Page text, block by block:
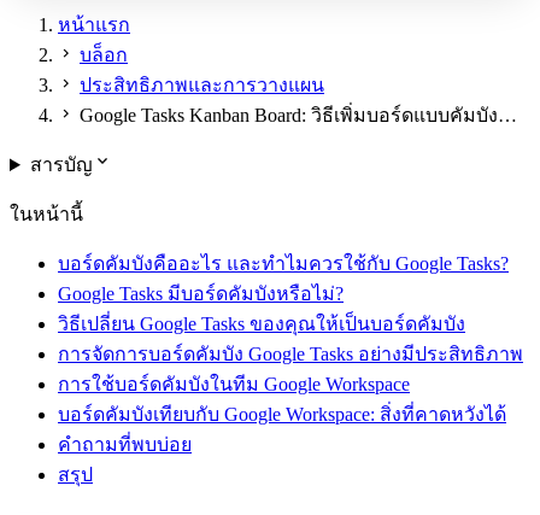
หน้าแรก
chevron_right บล็อก
chevron_right ประสิทธิภาพและการวางแผน
chevron_right Google Tasks Kanban Board: วิธีเพิ่มบอร์ดแบบคัมบัง…
สารบัญ expand_more
ในหน้านี้
บอร์ดคัมบังคืออะไร และทำไมควรใช้กับ Google Tasks?
Google Tasks มีบอร์ดคัมบังหรือไม่?
วิธีเปลี่ยน Google Tasks ของคุณให้เป็นบอร์ดคัมบัง
การจัดการบอร์ดคัมบัง Google Tasks อย่างมีประสิทธิภาพ
การใช้บอร์ดคัมบังในทีม Google Workspace
บอร์ดคัมบังเทียบกับ Google Workspace: สิ่งที่คาดหวังได้
คำถามที่พบบ่อย
สรุป